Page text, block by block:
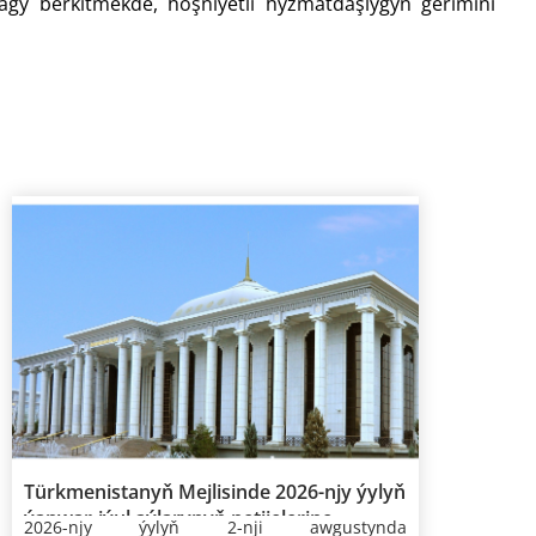
Türkmenistanyň Mejlisinde 2026-njy ýylyň
ýanwar-iýul aýlarynyň netijelerine
2026-njy ýylyň 2-nji awgustynda